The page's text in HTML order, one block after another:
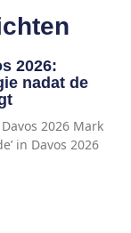
2026:
nadat de
2026 Mark
in Davos 2026